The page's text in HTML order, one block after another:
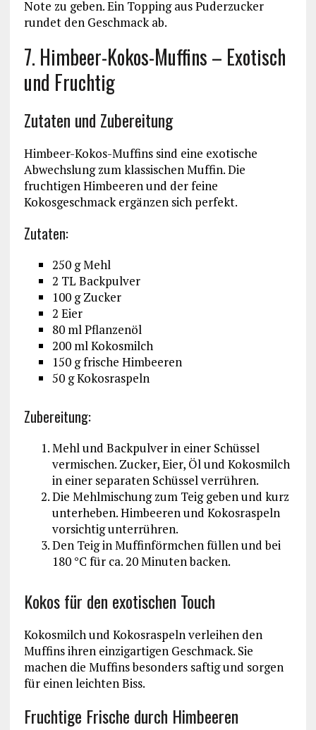
Note zu geben. Ein Topping aus Puderzucker
rundet den Geschmack ab.
7. Himbeer-Kokos-Muffins – Exotisch
und Fruchtig
Zutaten und Zubereitung
Himbeer-Kokos-Muffins sind eine exotische
Abwechslung zum klassischen Muffin. Die
fruchtigen Himbeeren und der feine
Kokosgeschmack ergänzen sich perfekt.
Zutaten:
250 g Mehl
2 TL Backpulver
100 g Zucker
2 Eier
80 ml Pflanzenöl
200 ml Kokosmilch
150 g frische Himbeeren
50 g Kokosraspeln
Zubereitung:
Mehl und Backpulver in einer Schüssel
vermischen. Zucker, Eier, Öl und Kokosmilch
in einer separaten Schüssel verrühren.
Die Mehlmischung zum Teig geben und kurz
unterheben. Himbeeren und Kokosraspeln
vorsichtig unterrühren.
Den Teig in Muffinförmchen füllen und bei
180 °C für ca. 20 Minuten backen.
Kokos für den exotischen Touch
Kokosmilch und Kokosraspeln verleihen den
Muffins ihren einzigartigen Geschmack. Sie
machen die Muffins besonders saftig und sorgen
für einen leichten Biss.
Fruchtige Frische durch Himbeeren